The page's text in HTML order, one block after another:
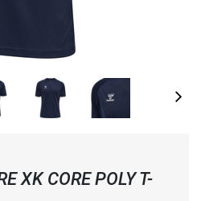
XK CORE POLY T-